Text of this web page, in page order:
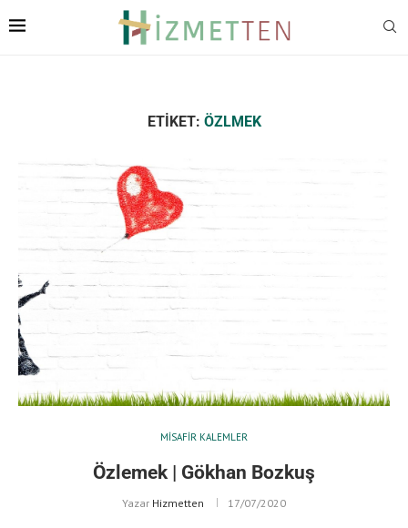
ETIKET: ÖZLMEK
MISAFIR KALEMLER
Özlemek | Gökhan Bozkuş
Yazar Hizmetten 17/07/2020